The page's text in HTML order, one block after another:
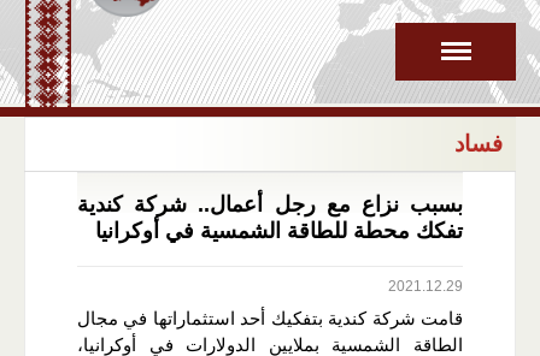
فساد
بسبب نزاع مع رجل أعمال.. شركة كندية
تفكك محطة للطاقة الشمسية في أوكرانيا
2021.12.29
قامت شركة كندية بتفكيك أحد استثماراتها في مجال
الطاقة الشمسية بملايين الدولارات في أوكرانيا،